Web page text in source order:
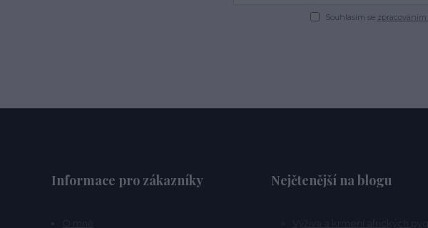
Souhlasím se
Informace pro zákazníky Nejčtenější na blogu